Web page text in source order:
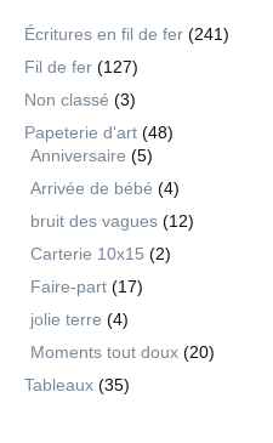
Écritures en fil de fer (241)
Fil de fer (127)
Non classé (3)
Papeterie d'art (48)
Anniversaire (5)
Arrivée de bébé (4)
bruit des vagues (12)
Carterie 10x15 (2)
Faire-part (17)
jolie terre (4)
Moments tout doux (20)
Tableaux (35)